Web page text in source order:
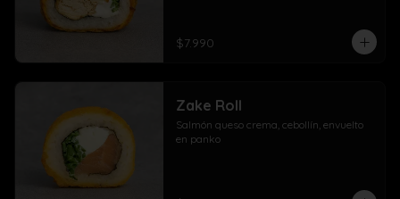
$7.990
Zake Roll
Salmón queso crema, cebollín, envuelto
en panko